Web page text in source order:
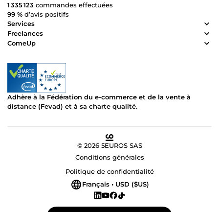
1 335 123 commandes effectuées
99 % d’avis positifs
Services
Freelances
ComeUp
Adhère à la Fédération du e-commerce et de la vente à
distance (Fevad) et à sa charte qualité.
© 2026 5EUROS SAS
Conditions générales
Politique de confidentialité
Français • USD ($US)